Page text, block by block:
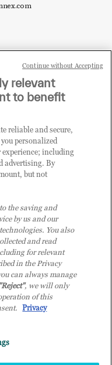
desideri acquistare
sul blog?
Luigi Russolo 9, 20138 Milano
di Milano e Codice Fiscale:
i.v - TD SYNNEX e TD
di direzione e coordinamento
relevant
to benefit
reliable and secure,
personalized
experience; including
advertising. By
but not
the saving and
by us and our
You also
and read
for relevant
in the Privacy
can always manage
"Reject", we will only
of this
Privacy
Continue without Accepting